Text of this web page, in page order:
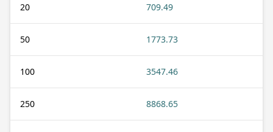
20 709.49
50 1773.73
100 3547.46
250 8868.65